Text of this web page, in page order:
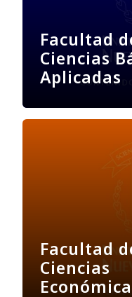
Facultad
Ciencias
Aplicadas
Facultad
Ciencias